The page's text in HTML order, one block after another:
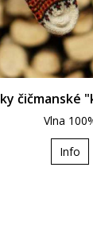
čičmanské
Vlna
Info